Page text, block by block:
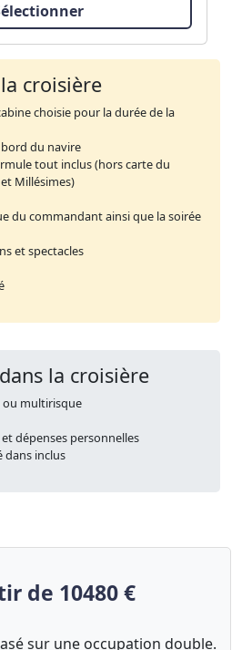
croisière
choisie pour la durée de la
du navire
tout inclus (hors carte du
Millésimes)
du commandant ainsi que la soirée
et spectacles
la croisière
ou multirisque
dépenses personnelles
dans inclus
de 10480 €
sur une occupation double.